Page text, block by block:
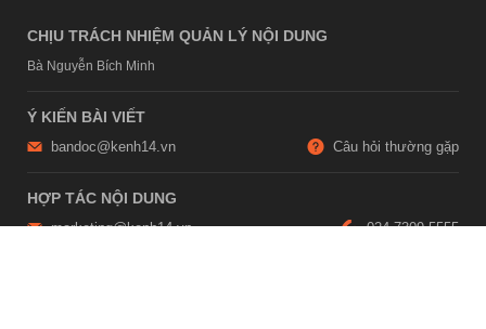
CHỊU TRÁCH NHIỆM QUẢN LÝ NỘI DUNG
Bà Nguyễn Bích Minh
Ý KIẾN BÀI VIẾT
bandoc@kenh14.vn Câu hỏi thường gặp
HỢP TÁC NỘI DUNG
marketing@kenh14.vn 024 7309 5555